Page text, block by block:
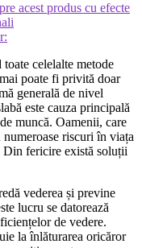
acest produs cu efecte
celelalte metode
poate fi privită doar
generală de nivel
este cauza principală
muncă. Oamenii, care
riscuri în viața
Din fericire există soluții
vederea și previne
lucru se datorează
de vedere.
la înlăturarea oricăror